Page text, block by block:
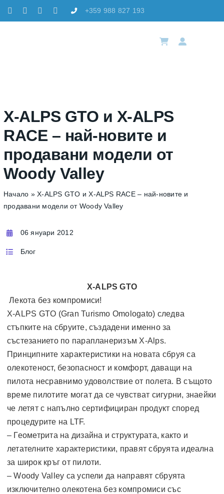
Skip
to
+359 988 827 193
X-ALPS GTO и X-ALPS
RACE – най-новите и
продавани модели от
Woody Valley
Начало »X-ALPS GTO и X-ALPS RACE – най-новите и
продавани модели от Woody Valley
06 януари 2012
Блог
X-ALPS GTO
Лекота без компромиси!
X-ALPS GTO (Gran Turismo Omologato) следва
стъпките на сбруите, създадени именно за
състезанието по парапланеризъм X-Alps.
Принципните характеристики на новата сбруя са
олекотеност, безопасност и комфорт, даващи на
пилота несравнимо удоволствие от полета. В същото
време пилотите могат да се чувстват сигурни, знаейки
че летят с напълно сертифициран продукт според
процедурите на LTF.
– Геометрита на дизайна и структурата, както и
летателните характеристики, правят сбруята идеална
за широк кръг от пилоти.
– Woody Valley са успели да направят сбруята
изключително олекотена без компромиси със